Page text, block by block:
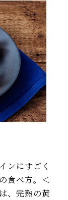
ンにすごく
食べ方。＜
、完熟の黄